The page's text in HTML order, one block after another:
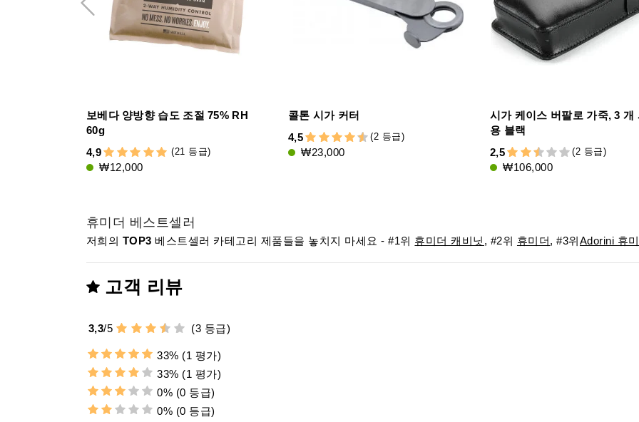
보베다 양방향 습도 조절 75% RH
60g
4,9
(21 등급)
₩12,000
콜톤 시가 커터
4,5
(2 등급)
₩23,000
시가 케이스 버팔로 가죽, ​​3 개
용 블랙
2,5
(2 등급)
₩106,000
휴미더 베스트셀러
저희의 TOP3 베스트셀러 카테고리 제품들을 놓치지 마세요 - #1위 휴미더 캐비닛 , #2위 휴미더, #3위Adorini 휴
고객 리뷰
3,3/5 (3 등급)
33% (1 평가)
33% (1 평가)
0% (0 등급)
0% (0 등급)